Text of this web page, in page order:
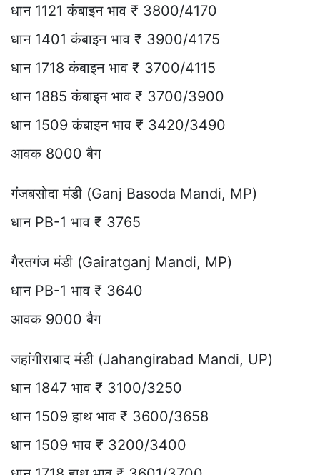
धान 1121 कंबाइन भाव ₹ 3800/4170
धान 1401 कंबाइन भाव ₹ 3900/4175
धान 1718 कंबाइन भाव ₹ 3700/4115
धान 1885 कंबाइन भाव ₹ 3700/3900
धान 1509 कंबाइन भाव ₹ 3420/3490
आवक 8000 बैग
गंजबसोदा मंडी (Ganj Basoda Mandi, MP)
धान PB-1 भाव ₹ 3765
गैरतगंज मंडी (Gairatganj Mandi, MP)
धान PB-1 भाव ₹ 3640
आवक 9000 बैग
जहांगीराबाद मंडी (Jahangirabad Mandi, UP)
धान 1847 भाव ₹ 3100/3250
धान 1509 हाथ भाव ₹ 3600/3658
धान 1509 भाव ₹ 3200/3400